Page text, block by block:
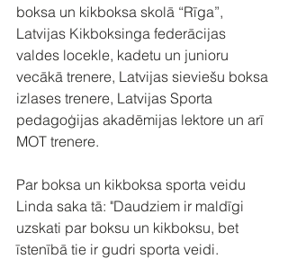
boksa un kikboksa skolā “Rīga”,
Latvijas Kikboksinga federācijas
valdes locekle, kadetu un junioru
vecākā trenere, Latvijas sieviešu boksa
izlases trenere, Latvijas Sporta
pedagoģijas akadēmijas lektore un arī
MOT trenere.⁠
Par boksa un kikboksa sporta veidu
Linda saka tā: "Daudziem ir maldīgi
uzskati par boksu un kikboksu, bet
īstenībā tie ir gudri sporta veidi.